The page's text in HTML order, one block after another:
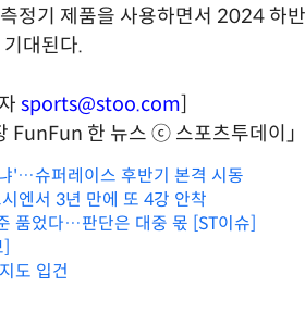
정기 제품을 사용하면서 2024 하
대된다.
sports@stoo.com]
FunFun 한 뉴스 ⓒ 스포츠투데이」
'…슈퍼레이스 후반기 본격 시동
엔서 3년 만에 또 4강 안착
품었다…판단은 대중 몫 [ST이슈]
도 입건